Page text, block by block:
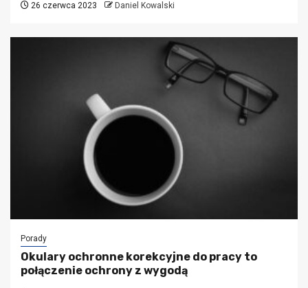
26 czerwca 2023 Daniel Kowalski
Porady
Okulary ochronne korekcyjne do pracy to
połączenie ochrony z wygodą